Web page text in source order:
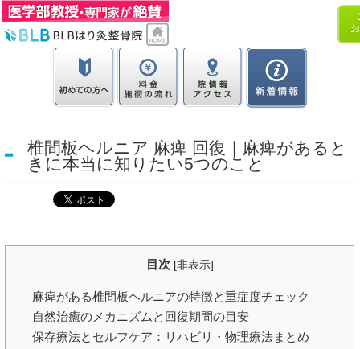
椎間板ヘルニア 麻痺 回復｜麻痺があると
きに本当に知りたい5つのこと
目次 [非表示]
麻痺がある椎間板ヘルニアの特徴と重症度チェック
自然治癒のメカニズムと回復期間の目安
保存療法とセルフケア：リハビリ・物理療法まとめ